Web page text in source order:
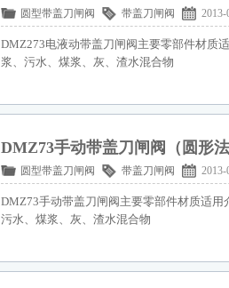
圆型带盖刀闸阀 带盖刀闸阀 2013-
DMZ273电液动带盖刀闸阀主要零部件材质
浆、污水、煤浆、灰、渣水混合物
DMZ73手动带盖刀闸阀（圆形
圆型带盖刀闸阀 带盖刀闸阀 2013-
DMZ73手动带盖刀闸阀主要零部件材质适
污水、煤浆、灰、渣水混合物